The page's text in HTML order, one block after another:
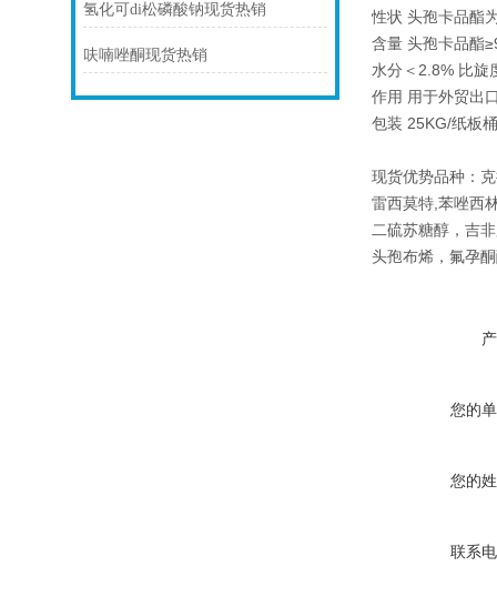
氢化可di松磷酸钠现货热销
呋喃唑酮现货热销
性状 头孢卡品酯
含量 头孢卡品酯
水分＜2.8% 比旋
作用 用于外贸出
包装 25KG/纸板
现货优势品种：
雷西莫特,苯唑西
二硫苏糖醇，吉
头孢布烯，氟孕
您的
您的
联系